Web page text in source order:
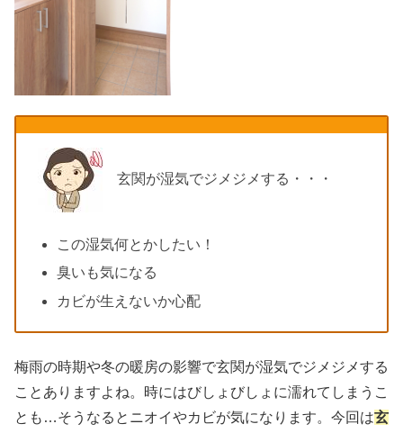
玄関が湿気でジメジメする・・・
この湿気何とかしたい！
臭いも気になる
カビが生えないか心配
梅雨の時期や冬の暖房の影響で玄関が湿気でジメジメする
ことありますよね。時にはびしょびしょに濡れてしまうこ
とも…そうなるとニオイやカビが気になります。今回は玄